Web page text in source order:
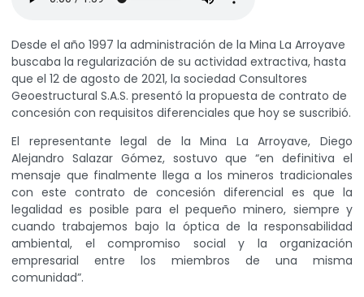
Desde el año 1997 la administración de la Mina La Arroyave
buscaba la regularización de su actividad extractiva, hasta
que el 12 de agosto de 2021, la sociedad Consultores
Geoestructural S.A.S. presentó la propuesta de contrato de
concesión con requisitos diferenciales que hoy se suscribió.
El representante legal de la Mina La Arroyave, Diego
Alejandro Salazar Gómez, sostuvo que “en definitiva el
mensaje que finalmente llega a los mineros tradicionales
con este contrato de concesión diferencial es que la
legalidad es posible para el pequeño minero, siempre y
cuando trabajemos bajo la óptica de la responsabilidad
ambiental, el compromiso social y la organización
empresarial entre los miembros de una misma
comunidad”.